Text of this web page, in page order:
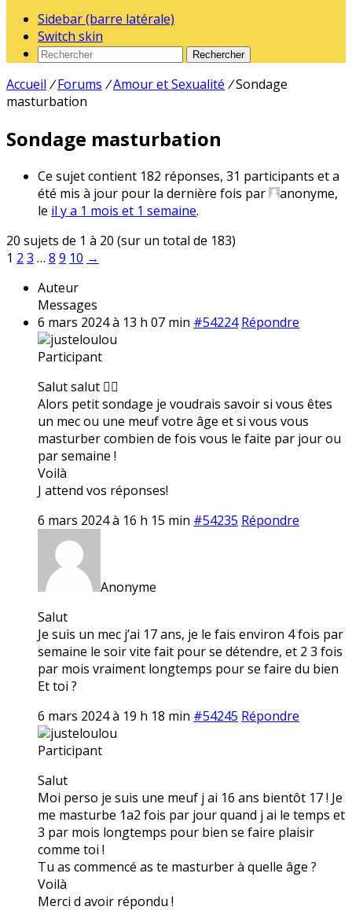
Sidebar (barre latérale)
Switch skin
Rechercher
Accueil / Forums /Amour et Sexualité /Sondage
masturbation
Sondage masturbation
Ce sujet contient 182 réponses, 31 participants et a
été mis à jour pour la dernière fois par
anonyme,
le il y a 1 mois et 1 semaine.
20 sujets de 1 à 20 (sur un total de 183)
1 2 3 … 8 9 10 →
Auteur
Messages
6 mars 2024 à 13 h 07 min #54224 Répondre
justeloulou
Participant
Salut salut ✌🏼
Alors petit sondage je voudrais savoir si vous êtes
un mec ou une meuf votre âge et si vous vous
masturber combien de fois vous le faite par jour ou
par semaine !
Voilà
J attend vos réponses!
6 mars 2024 à 16 h 15 min #54235 Répondre
Anonyme
Salut
Je suis un mec j’ai 17 ans, je le fais environ 4 fois par
semaine le soir vite fait pour se détendre, et 2 3 fois
par mois vraiment longtemps pour se faire du bien
Et toi ?
6 mars 2024 à 19 h 18 min #54245 Répondre
justeloulou
Participant
Salut
Moi perso je suis une meuf j ai 16 ans bientôt 17 ! Je
me masturbe 1a2 fois par jour quand j ai le temps et
3 par mois longtemps pour bien se faire plaisir
comme toi !
Tu as commencé as te masturber à quelle âge ?
Voilà
Merci d avoir répondu !